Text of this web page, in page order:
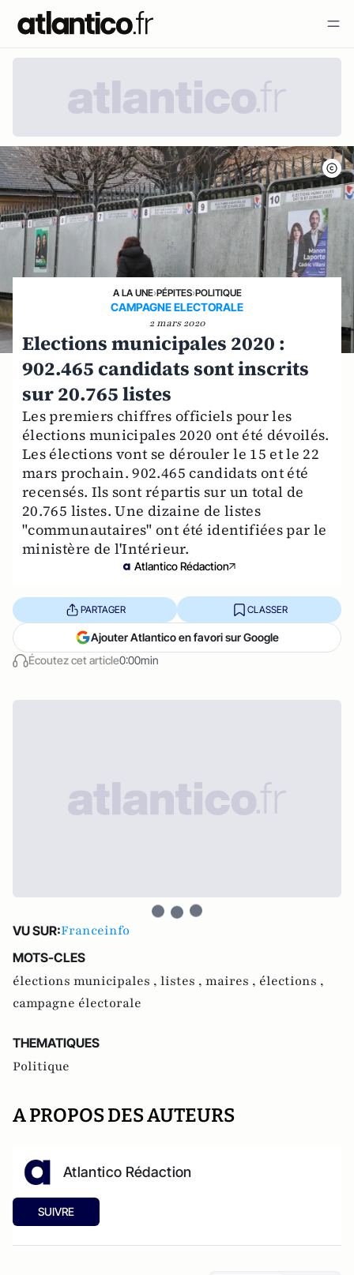
A LA UNE›PÉPITES›POLITIQUE
CAMPAGNE ELECTORALE
2 mars 2020
Elections municipales 2020 :
902.465 candidats sont inscrits
sur 20.765 listes
Les premiers chiffres officiels pour les
élections municipales 2020 ont été dévoilés.
Les élections vont se dérouler le 15 et le 22
mars prochain. 902.465 candidats ont été
recensés. Ils sont répartis sur un total de
20.765 listes. Une dizaine de listes
"communautaires" ont été identifiées par le
ministère de l'Intérieur.
Atlantico Rédaction
Écoutez cet article0:00min
PARTAGER CLASSER
Ajouter Atlantico en favori sur Google
VU SUR:Franceinfo
MOTS-CLES
élections municipales , listes , maires , élections ,
campagne électorale
THEMATIQUES
Politique
A PROPOS DES AUTEURS
Atlantico Rédaction
SUIVRE